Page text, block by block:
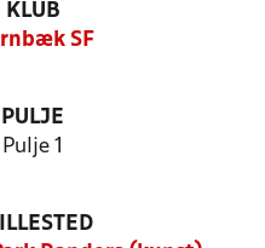
KLUB
SF
PULJE
Pulje 1